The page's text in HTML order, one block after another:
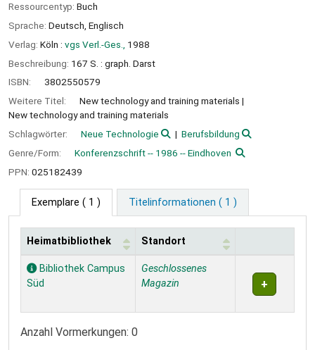
Ressourcentyp: Buch
Sprache: Deutsch Englisch
Verlag: Köln : vgs Verl.-Ges.,
1988
Beschreibung: 167 S. : graph. Darst
ISBN:
3802550579
Weitere Titel:
New technology and training materials
New technology and training materials
Schlagwörter:
Neue Technologie
Berufsbildung
Genre/Form:
Konferenzschrift -- 1986 -- Eindhoven
PPN: 025182439
Exemplare ( 1 ) Titelinformationen ( 1 )
Exemplare
Heimatbibliothek Standort
Bibliothek Campus
Süd
Geschlossenes
Magazin
Anzahl Vormerkungen: 0